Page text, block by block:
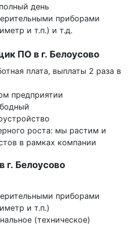
день
приборами
и т.п.) и т.д.
ПО в г. Белоусово
плата, выплаты 2 раза в
предприятии
роста: мы растим и
в рамках компании
г. Белоусово
приборами
и т.п.)
(техническое)